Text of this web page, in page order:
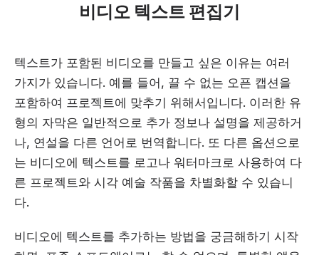
비디오 텍스트 편집기
텍스트가 포함된 비디오를 만들고 싶은 이유는 여러
가지가 있습니다. 예를 들어, 끌 수 없는 오픈 캡션을
포함하여 프로젝트에 맞추기 위해서입니다. 이러한 유
형의 자막은 일반적으로 추가 정보나 설명을 제공하거
나, 연설을 다른 언어로 번역합니다. 또 다른 옵션으로
는 비디오에 텍스트를 로고나 워터마크로 사용하여 다
른 프로젝트와 시각 예술 작품을 차별화할 수 있습니
다.
비디오에 텍스트를 추가하는 방법을 궁금해하기 시작